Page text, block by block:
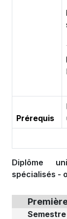
Prérequis
Diplôme
spécialisés -
Semestre